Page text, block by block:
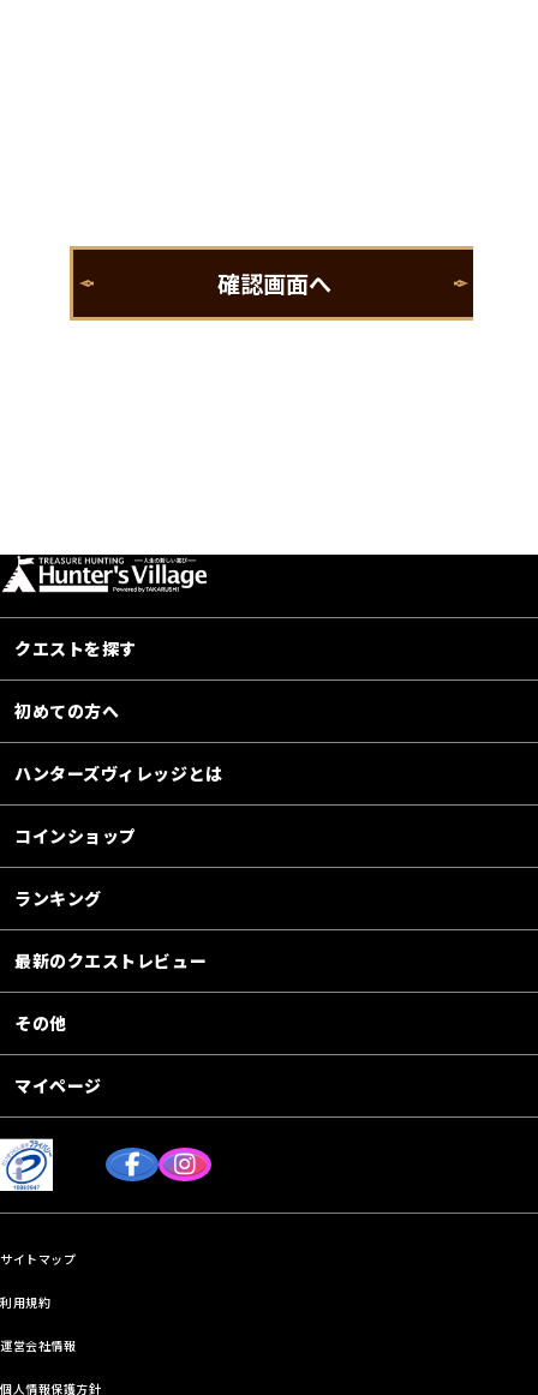
クエストを探す
初めての方へ
ハンターズヴィレッジとは
コインショップ
ランキング
最新のクエストレビュー
その他
マイページ
サイトマップ
利用規約
運営会社情報
個人情報保護方針